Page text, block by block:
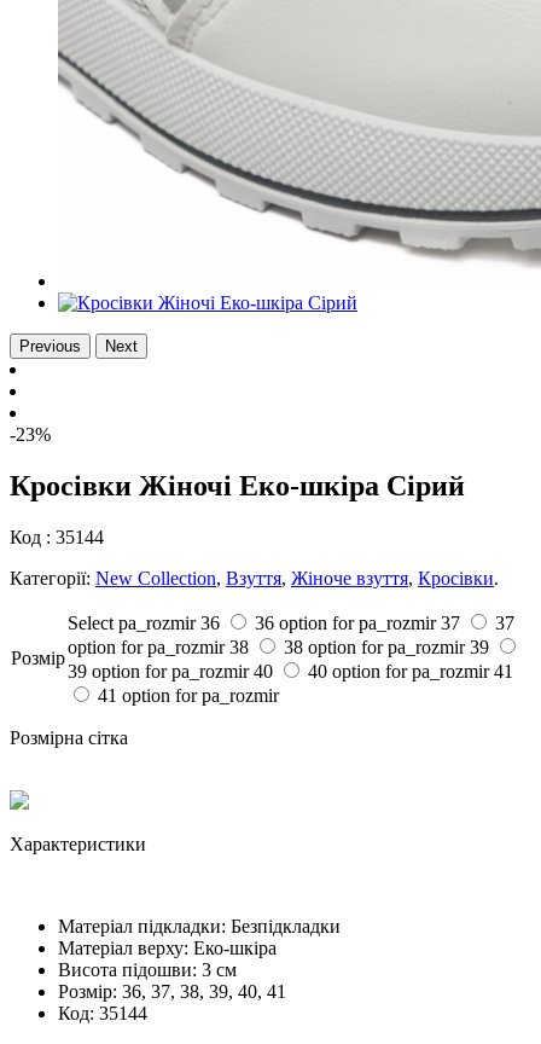
Previous Next
-23%
Кросівки Жіночі Еко-шкіра Сірий
Код : 35144
Категорії: New Collection, Взуття, Жіноче взуття, Кросівки.
Розмiр
Select pa_rozmir 36 36 option for pa_rozmir 37
37
option for pa_rozmir 38 38 option for pa_rozmir 39
39 option for pa_rozmir 40 40 option for pa_rozmir 41
41 option for pa_rozmir
Розмірна сітка
Характеристики
Матеріал підкладки: Безпідкладки
Матеріал верху: Еко-шкіра
Висота підошви: 3 см
Розмiр: 36, 37, 38, 39, 40, 41
Код: 35144